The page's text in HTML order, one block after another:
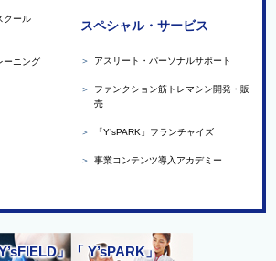
クール
ーニング
スペシャル・サービス
＞ アスリート・パーソナルサポート
＞
ファンクション筋トレマシン開発・販
売
＞ 「Y’sPARK」フランチャイズ
＞ 事業コンテンツ導入アカデミー
」「 Y’sPARK」